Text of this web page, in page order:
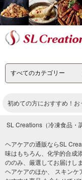
初めての方におすすめ！お
SL Creations（冷凍食品・
ヘアケアの通販ならSL
味はもちろん、化学的合成
ののみ、厳選してお届けしま
ヘアケアのほか、 スキンケ